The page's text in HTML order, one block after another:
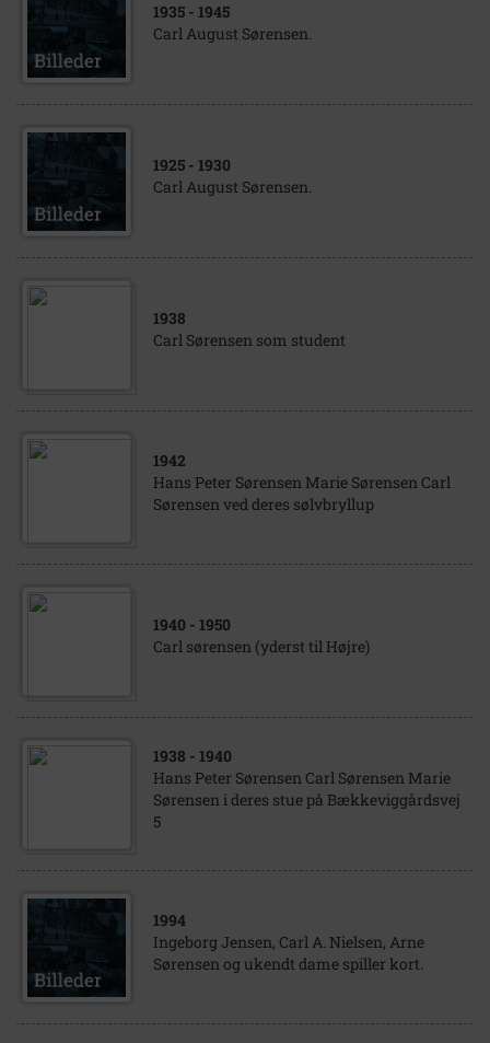
1935 - 1945
Carl August Sørensen.
1925 - 1930
Carl August Sørensen.
1938
Carl Sørensen som student
1942
Hans Peter Sørensen Marie Sørensen Carl
Sørensen ved deres sølvbryllup
1940 - 1950
Carl sørensen (yderst til Højre)
1938 - 1940
Hans Peter Sørensen Carl Sørensen Marie
Sørensen i deres stue på Bækkeviggårdsvej
5
1994
Ingeborg Jensen, Carl A. Nielsen, Arne
Sørensen og ukendt dame spiller kort.